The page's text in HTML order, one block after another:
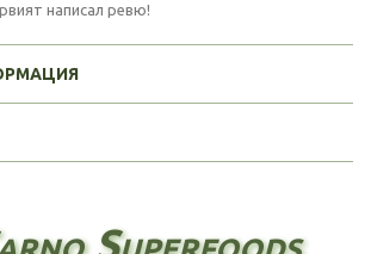
написал ревю!
Superfoods